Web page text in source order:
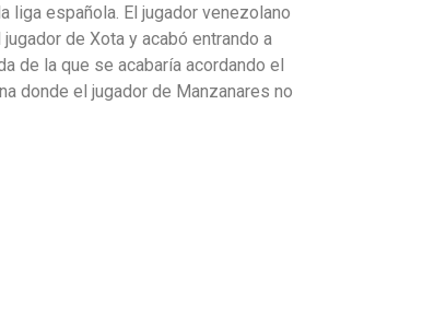
liga española. El jugador venezolano
de Xota y acabó entrando a
de la que se acabaría acordando el
donde el jugador de Manzanares no